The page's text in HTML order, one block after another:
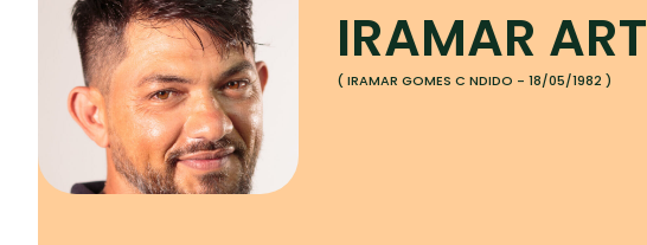
IRAMAR ART
( IRAMAR GOMES C NDIDO - 18/05/1982 )